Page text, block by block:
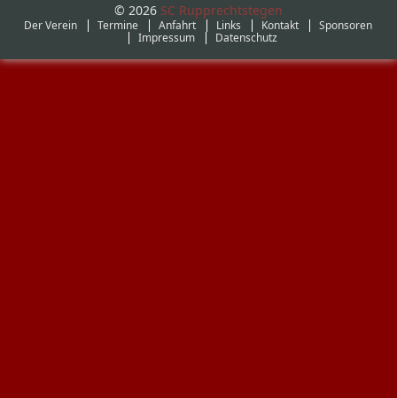
© 2026 SC Rupprechtstegen
Der Verein Termine Anfahrt Links Kontakt
Sponsoren
Impressum
Datenschutz